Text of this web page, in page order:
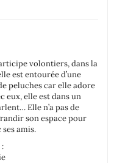
volontiers, dans la
est entourée d’une
peluches car elle adore
eux, elle est dans un
Elle n’a pas de
son espace pour
ses amis.